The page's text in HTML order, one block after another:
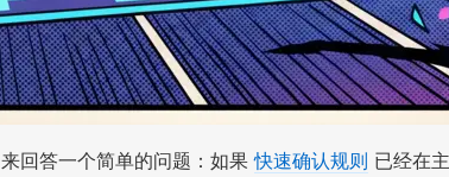
来回答一个简单的问题：如果快速确认规则 已经在